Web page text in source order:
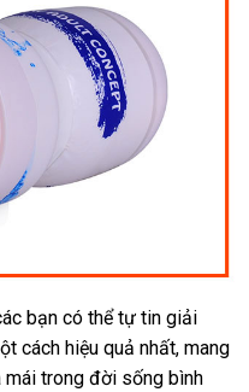
bạn có
nên
chọn
có thể tự tin giải
cách hiệu quả nhấtthương
hiệu
, mang
trong đời sống bình